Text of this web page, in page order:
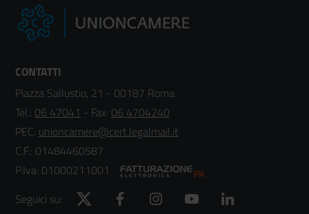
CONTATTI
Piazza Sallustio, 21 - 00187 Roma
Tel.: 06 47041 - Fax: 06 4704240
PEC: unioncamere@cert.legalmail.it
C.F.: 01484460587
P.Iva: 01000211001
Seguici su:
Twitter Facebook Instagram YouTube